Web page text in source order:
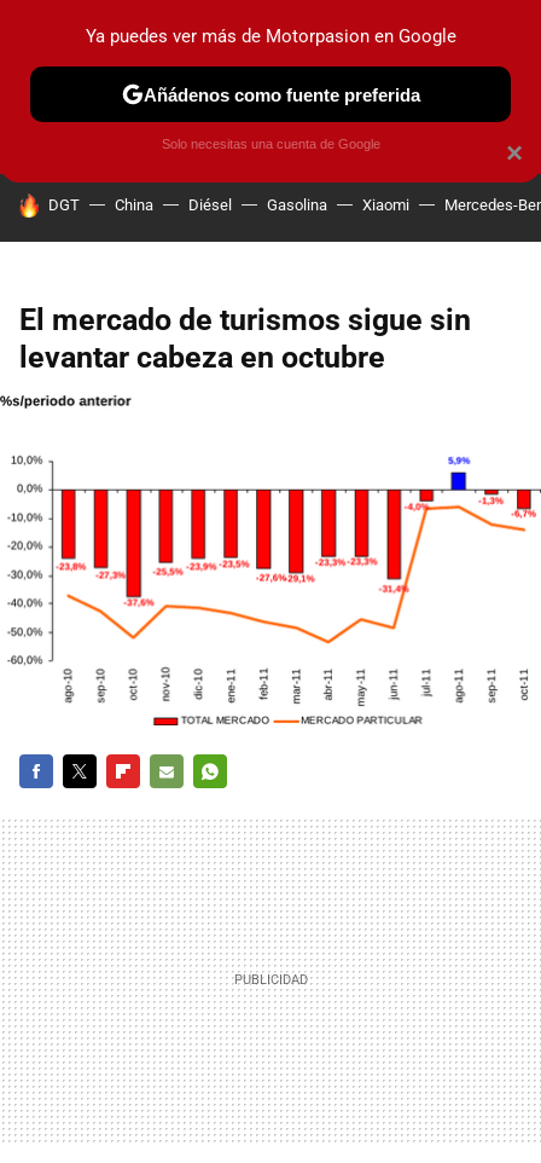
PRUEBAS COCHES ELÉCTRICOS OBSERVATORIO
HOY SE HABLA DE
DGT China Diésel Gasolina Xiaomi Mercedes-
El mercado de turismos sigue sin
levantar cabeza en octubre
MAIL
×
Ya puedes ver más de Motorpasion en Google
Añádenos como fuente preferida
Solo necesitas una cuenta de Google